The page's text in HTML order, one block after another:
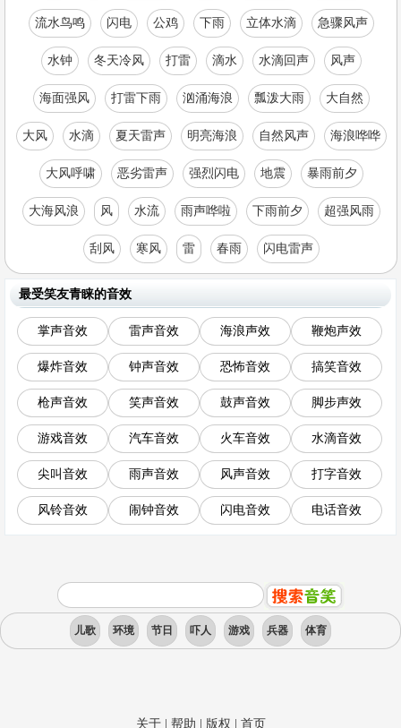
流水鸟鸣 闪电 公鸡 下雨 立体水滴 急骤风声
水钟 冬天冷风 打雷 滴水 水滴回声 风声
海面强风 打雷下雨 汹涌海浪 瓢泼大雨 大自然
大风 水滴 夏天雷声 明亮海浪 自然风声 海浪哗哗
大风呼啸 恶劣雷声 强烈闪电 地震 暴雨前夕
大海风浪 风 水流 雨声哗啦 下雨前夕 超强风雨
刮风 寒风 雷 春雨 闪电雷声
最受笑友青睐的音效
掌声音效 雷声音效 海浪声效 鞭炮声效
爆炸音效 钟声音效 恐怖音效 搞笑音效
枪声音效 笑声音效 鼓声音效 脚步声效
游戏音效 汽车音效 火车音效 水滴音效
尖叫音效 雨声音效 风声音效 打字音效
风铃音效 闹钟音效 闪电音效 电话音效
儿歌 环境 节日 吓人 游戏 兵器 体育
关于| 帮助 版权 首页